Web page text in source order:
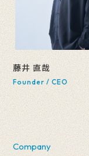
藤井 直哉
Founder / CEO
Company